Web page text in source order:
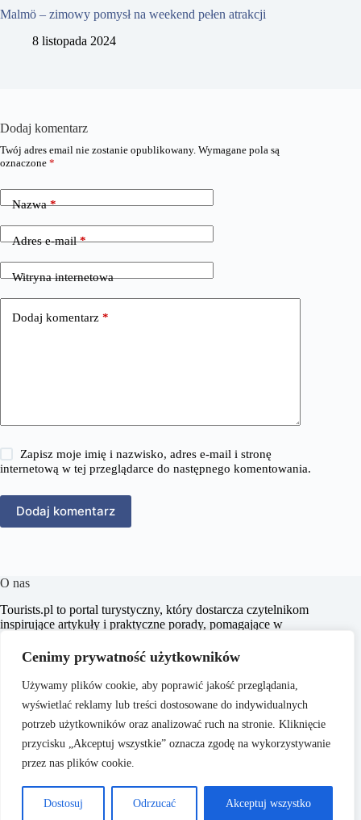
Cenimy prywatność użytkowników
Używamy plików cookie, aby poprawić jakość przeglądania,
wyświetlać reklamy lub treści dostosowane do indywidualnych
potrzeb użytkowników oraz analizować ruch na stronie. Kliknięcie
przycisku „Akceptuj wszystkie” oznacza zgodę na wykorzystywanie
przez nas plików cookie.
Dostosuj Odrzucać Akceptuj wszystko
Malmö – zimowy pomysł na weekend pełen atrakcji
8 listopada 2024
Dodaj komentarz
Twój adres email nie zostanie opublikowany. Wymagane pola są
oznaczone *
Nazwa*
Adres e-mail*
Witryna internetowa
Dodaj komentarz *
Zapisz moje imię i nazwisko, adres e-mail i stronę
internetową w tej przeglądarce do następnego komentowania.
Dodaj komentarz
O nas
​Tourists.pl to portal turystyczny, który dostarcza czytelnikom
inspirujące artykuły i praktyczne porady, pomagające w
wspieranie pasjonatów turystyki w odkrywaniu nowych
miejsc oraz kultur, dostarczając rzetelnych i aktualnych
informacji.
Copyright © 2026 -
O nas
Polityka Prywatności